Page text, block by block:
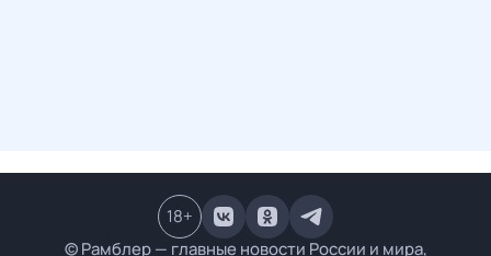
© Рамблер — главные новости России и мира,
18+